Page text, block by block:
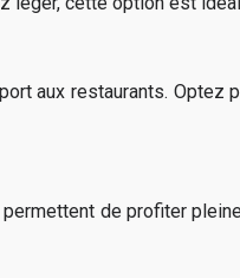
aux restaurants.
de profiter